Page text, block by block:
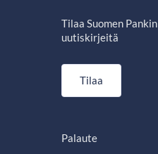
Tilaa Suomen Pankin
uutiskirjeitä
Tilaa
Palaute